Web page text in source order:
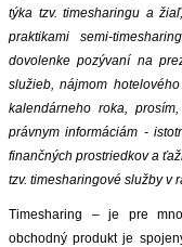
GARÁŽE
FINANCIE
REALITNÁ INZERCIA NA TRH.SK
ZVÝRAZNENIE REALITNÝCH
týka tzv. timesharingu a
praktikami semi-
dovolenke pozývaní na
služieb, nájmom
kalendárneho roka,
právnym informáciám -
finančných prostriedkov a
tzv. timesharingové služby v
Timesharing – je pre
obchodný produkt je